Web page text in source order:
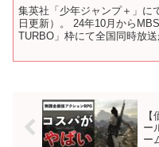
集英社「少年ジャンプ＋」に
日更新）。 24年10月から
TURBO」枠にて全国同時放
ー
ー